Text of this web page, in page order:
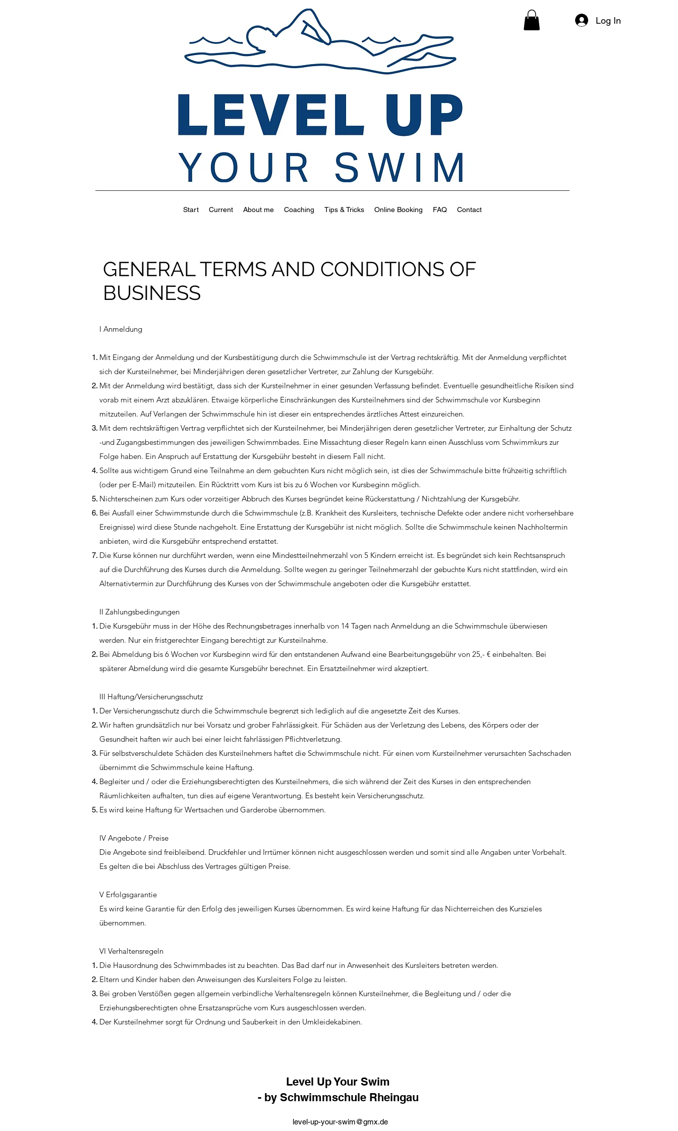
Log In
Start Current About me Coaching Tips & Tricks Online Booking FAQ Contact
GENERAL TERMS AND CONDITIONS OF
BUSINESS
I Anmeldung
Mit Eingang der Anmeldung und der Kursbestätigung durch die Schwimmschule ist der Vertrag rechtskräftig. Mit der Anmeldung verpflichtet
sich der Kursteilnehmer, bei Minderjährigen deren gesetzlicher Vertreter, zur Zahlung der Kursgebühr.
Mit der Anmeldung wird bestätigt, dass sich der Kursteilnehmer in einer gesunden Verfassung befindet. Eventuelle gesundheitliche Risiken sind
vorab mit einem Arzt abzuklären. Etwaige körperliche Einschränkungen des Kursteilnehmers sind der Schwimmschule vor Kursbeginn
mitzuteilen. Auf Verlangen der Schwimmschule hin ist dieser ein entsprechendes ärztliches Attest einzureichen.
Mit dem rechtskräftigen Vertrag verpflichtet sich der Kursteilnehmer, bei Minderjährigen deren gesetzlicher Vertreter, zur Einhaltung der Schutz
-und Zugangsbestimmungen des jeweiligen Schwimmbades. Eine Missachtung dieser Regeln kann einen Ausschluss vom Schwimmkurs zur
Folge haben. Ein Anspruch auf Erstattung der Kursgebühr besteht in diesem Fall nicht.
Sollte aus wichtigem Grund eine Teilnahme an dem gebuchten Kurs nicht möglich sein, ist dies der Schwimmschule bitte frühzeitig schriftlich
(oder per E-Mail) mitzuteilen. Ein Rücktritt vom Kurs ist bis zu 6 Wochen vor Kursbeginn möglich.
Nichterscheinen zum Kurs oder vorzeitiger Abbruch des Kurses begründet keine Rückerstattung / Nichtzahlung der Kursgebühr.
Bei Ausfall einer Schwimmstunde durch die Schwimmschule (z.B. Krankheit des Kursleiters, technische Defekte oder andere nicht vorhersehbare
Ereignisse) wird diese Stunde nachgeholt. Eine Erstattung der Kursgebühr ist nicht möglich. Sollte die Schwimmschule keinen Nachholtermin
anbieten, wird die Kursgebühr entsprechend erstattet.
Die Kurse können nur durchführt werden, wenn eine Mindestteilnehmerzahl von 5 Kindern erreicht ist. Es begründet sich kein Rechtsanspruch
auf die Durchführung des Kurses durch die Anmeldung. Sollte wegen zu geringer Teilnehmerzahl der gebuchte Kurs nicht stattfinden, wird ein
Alternativtermin zur Durchführung des Kurses von der Schwimmschule angeboten oder die Kursgebühr erstattet.
II Zahlungsbedingungen
Die Kursgebühr muss in der Höhe des Rechnungsbetrages innerhalb von 14 Tagen nach Anmeldung an die Schwimmschule überwiesen
werden. Nur ein fristgerechter Eingang berechtigt zur Kursteilnahme.
Bei Abmeldung bis 6 Wochen vor Kursbeginn wird für den entstandenen Aufwand eine Bearbeitungsgebühr von 25,- € einbehalten. Bei
späterer Abmeldung wird die gesamte Kursgebühr berechnet. Ein Ersatzteilnehmer wird akzeptiert.
III Haftung/Versicherungsschutz
Der Versicherungsschutz durch die Schwimmschule begrenzt sich lediglich auf die angesetzte Zeit des Kurses.
Wir haften grundsätzlich nur bei Vorsatz und grober Fahrlässigkeit. Für Schäden aus der Verletzung des Lebens, des Körpers oder der
Gesundheit haften wir auch bei einer leicht fahrlässigen Pflichtverletzung.
Für selbstverschuldete Schäden des Kursteilnehmers haftet die Schwimmschule nicht. Für einen vom Kursteilnehmer verursachten Sachschaden
übernimmt die Schwimmschule keine Haftung.
Begleiter und / oder die Erziehungsberechtigten des Kursteilnehmers, die sich während der Zeit des Kurses in den entsprechenden
Räumlichkeiten aufhalten, tun dies auf eigene Verantwortung. Es besteht kein Versicherungsschutz.
Es wird keine Haftung für Wertsachen und Garderobe übernommen.
IV Angebote / Preise
Die Angebote sind freibleibend. Druckfehler und Irrtümer können nicht ausgeschlossen werden und somit sind alle Angaben unter Vorbehalt.
Es gelten die bei Abschluss des Vertrages gültigen Preise.
V Erfolgsgarantie
Es wird keine Garantie für den Erfolg des jeweiligen Kurses übernommen. Es wird keine Haftung für das Nichterreichen des Kurszieles
übernommen.
VI Verhaltensregeln
Die Hausordnung des Schwimmbades ist zu beachten. Das Bad darf nur in Anwesenheit des Kursleiters betreten werden.
Eltern und Kinder haben den Anweisungen des Kursleiters Folge zu leisten.
Bei groben Verstößen gegen allgemein verbindliche Verhaltensregeln können Kursteilnehmer, die Begleitung und / oder die
Erziehungsberechtigten ohne Ersatzansprüche vom Kurs ausgeschlossen werden.
Der Kursteilnehmer sorgt für Ordnung und Sauberkeit in den Umkleidekabinen.
Level Up Your Swim
- by Schwimmschule Rheingau
level-up-your-swim@gmx.de